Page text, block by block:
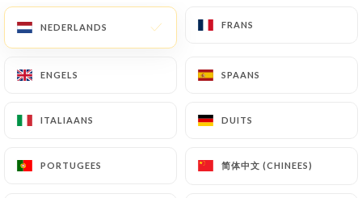
MENU
NEDERLANDS FRANS
ENGELS SPAANS
ITALIAANS DUITS
PORTUGEES 简体中文 (CHINEES)
HOME
NEDERLANDS FRANS
ENGELS SPAANS
ITALIAANS DUITS
PORTUGEES 简体中文 (CHINEES)